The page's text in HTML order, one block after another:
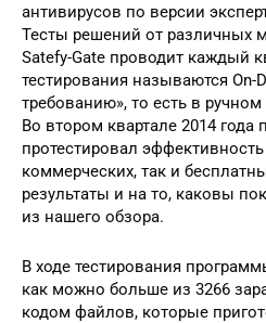
антивирусов по версии
Тесты решений от различных
Satefy-Gate проводит каждый
тестирования называются On-
требованию», то есть в
Во втором квартале 2014 года
протестировал
коммерческих, так и
результаты и на то, каковы
из нашего обзора.
В ходе тестирования
как можно больше из 3266
кодом файлов, которые